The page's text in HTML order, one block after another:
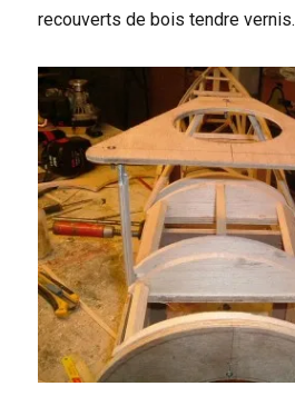
recouverts de bois tendre vernis.